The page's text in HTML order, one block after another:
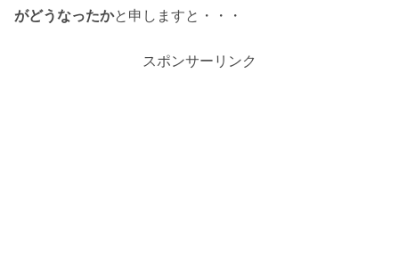
がどうなったかと申しますと・・・
スポンサーリンク